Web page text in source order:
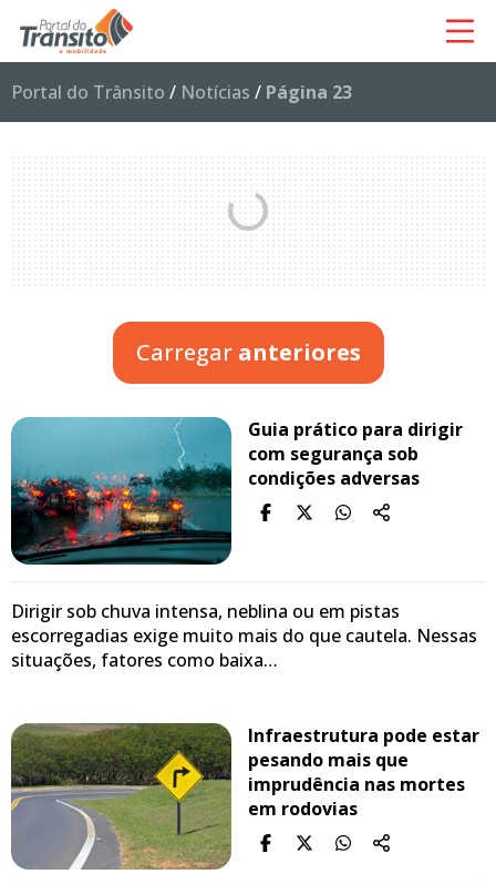
Portal do Trânsito / Notícias / Página 23
Carregar anteriores
Guia prático para dirigir
com segurança sob
condições adversas
Dirigir sob chuva intensa, neblina ou em pistas
escorregadias exige muito mais do que cautela. Nessas
situações, fatores como baixa…
Infraestrutura pode estar
pesando mais que
imprudência nas mortes
em rodovias